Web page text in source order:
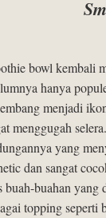
bowl kembali
hanya
menjadi
menggugah
yang
dan sangat
buah-buahan
topping seperti